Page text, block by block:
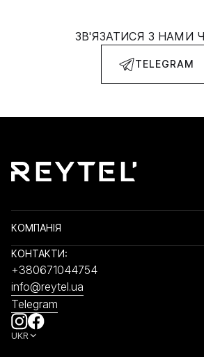
ЗВ'ЯЗАТИСЯ З НАМИ
TELEGRAM
КОМПАНІЯ
КОНТАКТИ:
+380671044754
info@reytel.ua
Telegram
UKR